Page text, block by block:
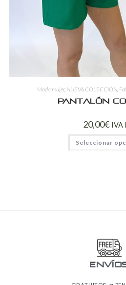
Moda mujer, NUEVA COLECCIÓN,
Pantalón
20,00€ IVA
Seleccionar